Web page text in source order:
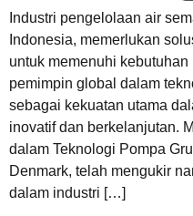
Industri pengelolaan air
Indonesia, memerlukan
untuk memenuhi
pemimpin global dalam
sebagai kekuatan utama
inovatif dan berkelanjutan.
dalam Teknologi Pompa
Denmark, telah mengukir
dalam industri […]